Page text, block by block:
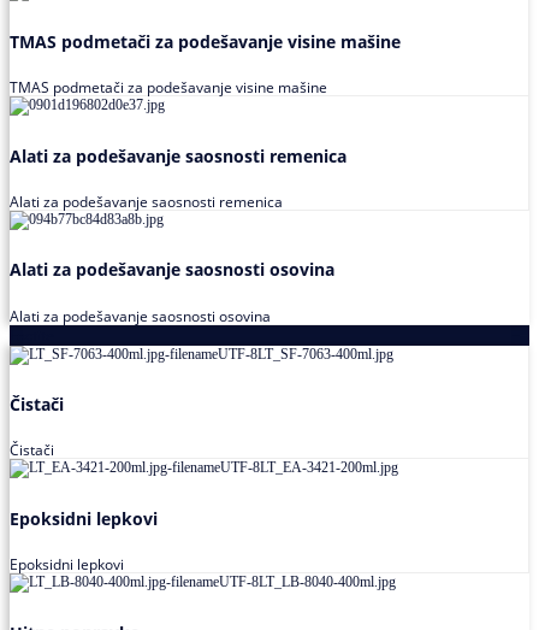
TMAS podmetači za podešavanje visine mašine
TMAS podmetači za podešavanje visine mašine
Alati za podešavanje saosnosti remenica
Alati za podešavanje saosnosti remenica
Alati za podešavanje saosnosti osovina
Alati za podešavanje saosnosti osovina
Čistači
Čistači
Epoksidni lepkovi
Epoksidni lepkovi